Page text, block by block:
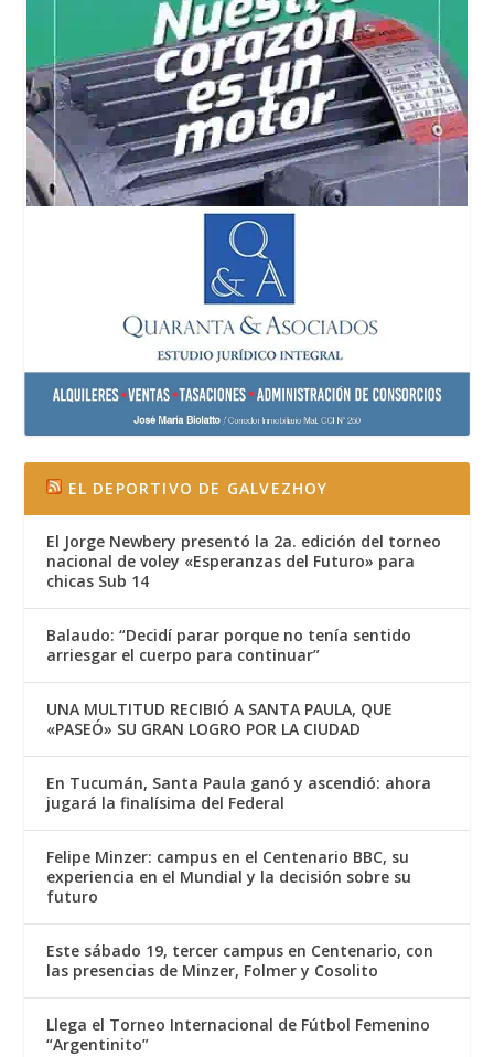
EL DEPORTIVO DE GALVEZHOY
El Jorge Newbery presentó la 2a. edición del torneo
nacional de voley «Esperanzas del Futuro» para
chicas Sub 14
Balaudo: “Decidí parar porque no tenía sentido
arriesgar el cuerpo para continuar”
UNA MULTITUD RECIBIÓ A SANTA PAULA, QUE
«PASEÓ» SU GRAN LOGRO POR LA CIUDAD
En Tucumán, Santa Paula ganó y ascendió: ahora
jugará la finalísima del Federal
Felipe Minzer: campus en el Centenario BBC, su
experiencia en el Mundial y la decisión sobre su
futuro
Este sábado 19, tercer campus en Centenario, con
las presencias de Minzer, Folmer y Cosolito
Llega el Torneo Internacional de Fútbol Femenino
“Argentinito”